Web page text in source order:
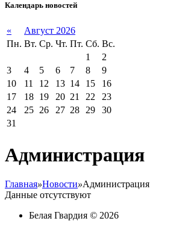
Календарь новостей
«
Август 2026
Пн. Вт. Ср. Чт. Пт. Сб. Вс.
1
2
3
4 5 6 7 8
9
10
11 12 13 14 15
16
17
18 19 20 21 22
23
24
25 26 27 28 29
30
31
Администрация
Главная»Новости»Администрация
Данные отсутствуют
Белая Гвардия © 2026